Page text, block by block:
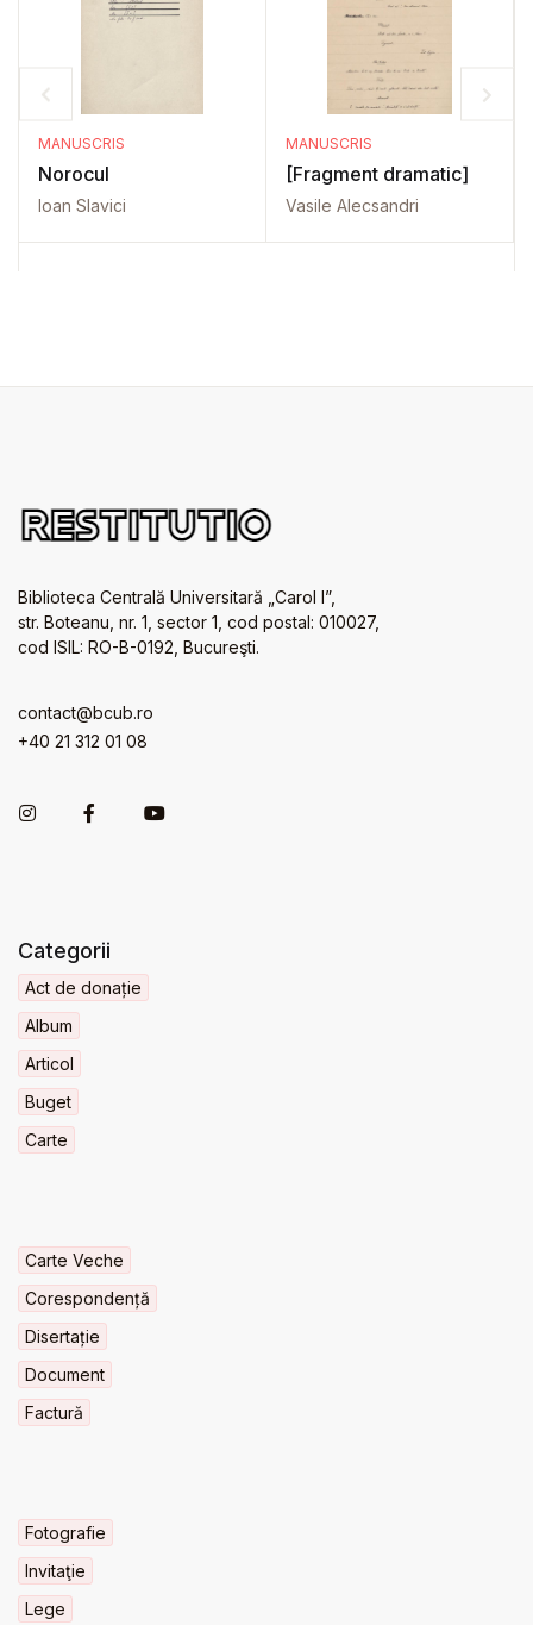
MANUSCRIS
Norocul
Ioan Slavici
MANUSCRIS
[Fragment dramatic]
Vasile Alecsandri
Biblioteca Centrală Universitară „Carol I”,
str. Boteanu, nr. 1, sector 1, cod postal: 010027,
cod ISIL: RO-B-0192, Bucureşti.
contact@bcub.ro
+40 21 312 01 08
Categorii
Act de donație
Album
Articol
Buget
Carte
Carte Veche
Corespondență
Disertație
Document
Factură
Fotografie
Invitaţie
Lege